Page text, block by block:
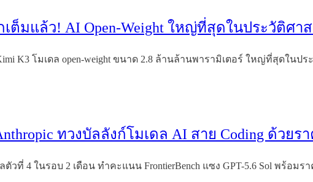
ต็มแล้ว! AI Open-Weight ใหญ่ที่สุดในประวัติศา
K3 โมเดล open-weight ขนาด 2.8 ล้านล้านพารามิเตอร์ ใหญ่ที่สุดในประ
ทวงบัลลังก์โมเดล AI สาย Coding ด้วยร
ตัวที่ 4 ในรอบ 2 เดือน ทำคะแนน FrontierBench แซง GPT-5.6 Sol พร้อมร